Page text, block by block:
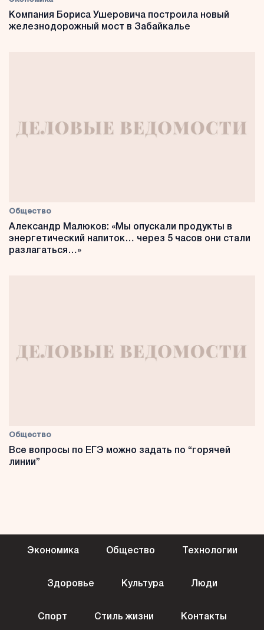
Компания Бориса Ушеровича построила новый
железнодорожный мост в Забайкалье
Общество
Александр Малюков: «Мы опускали продукты в
энергетический напиток… через 5 часов они стали
разлагаться…»
Общество
Все вопросы по ЕГЭ можно задать по “горячей
линии”
Экономика Общество Технологии
Здоровье Культура Люди
Спорт Стиль жизни Контакты